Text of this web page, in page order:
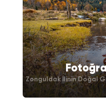
Zonguldak İlinin Doğal